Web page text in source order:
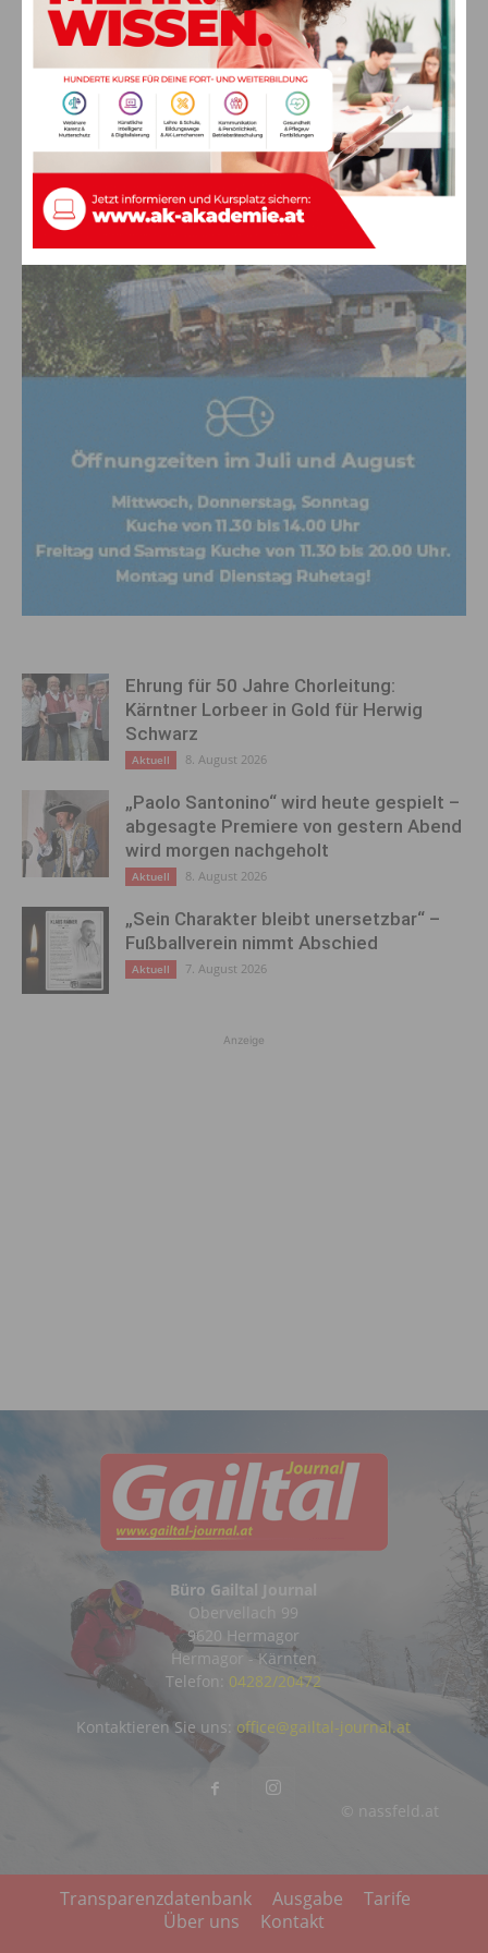
Ein langes Leben ging zu Ende: Anna
Stulier im 106. Lebensjahr verstorben
Aktuell 8. August 2026
Anzeige
Ehrung für 50 Jahre Chorleitung:
Kärntner Lorbeer in Gold für Herwig
Schwarz
Aktuell 8. August 2026
„Paolo Santonino“ wird heute gespielt –
abgesagte Premiere von gestern Abend
wird morgen nachgeholt
Aktuell 8. August 2026
„Sein Charakter bleibt unersetzbar“ –
Fußballverein nimmt Abschied
Aktuell 7. August 2026
Anzeige
Büro Gailtal Journal
Obervellach 99
9620 Hermagor
Hermagor - Kärnten
Telefon: 04282/20472
© nassfeld.at
Kontaktieren Sie uns: office@gailtal-journal.at
Transparenzdatenbank Ausgabe
Tarife
Über uns
Kontakt